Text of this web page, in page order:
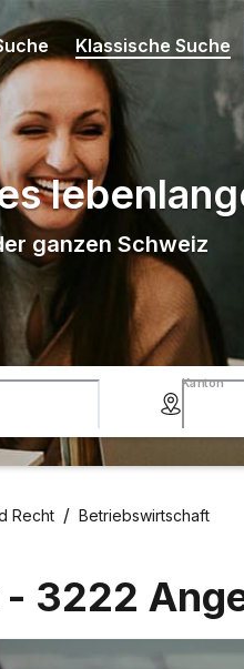
Klassische Suche
ganzen Schweiz
Kanton
Recht Betriebswirtschaft
- 3222